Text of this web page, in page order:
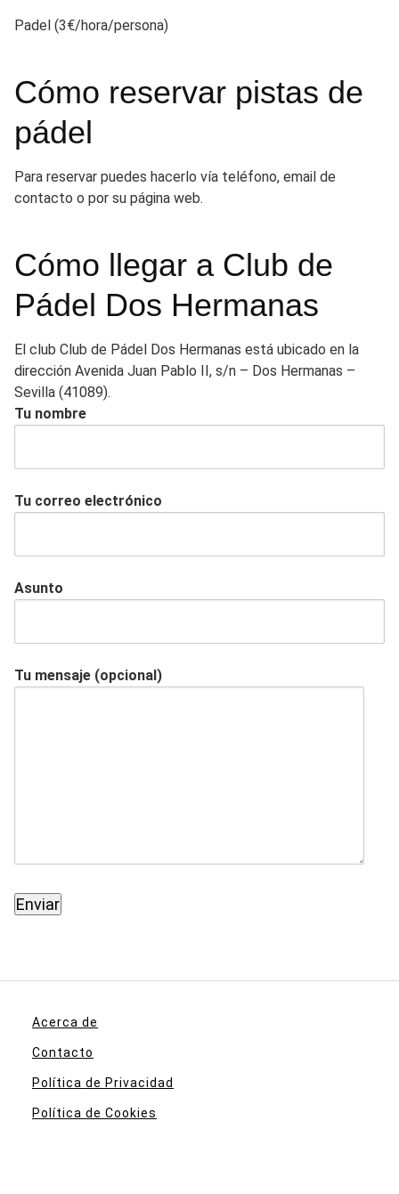
Padel (3€/hora/persona)
Cómo reservar pistas de
pádel
Para reservar puedes hacerlo vía teléfono, email de
contacto o por su página web.
Cómo llegar a Club de
Pádel Dos Hermanas
El club Club de Pádel Dos Hermanas está ubicado en la
dirección Avenida Juan Pablo II, s/n – Dos Hermanas –
Sevilla (41089).
Tu nombre
Tu correo electrónico
Asunto
Tu mensaje (opcional)
Acerca de
Contacto
Política de Privacidad
Política de Cookies